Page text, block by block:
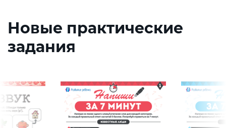
Новые практические
задания